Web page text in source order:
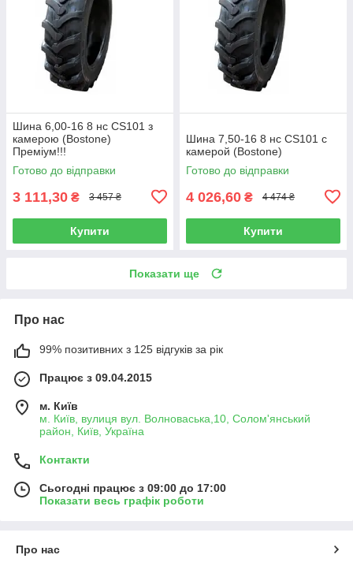
Шина 6,00-16 8 нс CS101 з
камерою (Bostone)
Преміум!!!
Готово до відправки
3 111,30 ₴ 3 457 ₴
Купити
Шина 7,50-16 8 нс CS101 с
камерой (Bostone)
Готово до відправки
4 026,60 ₴ 4 474 ₴
Купити
Показати ще
Про нас
99% позитивних з 125 відгуків за рік
Працює з 09.04.2015
м. Київ
м. Київ, вулиця вул. Волноваська,10, Солом'янський
район, Київ, Україна
Контакти
Сьогодні працює з 09:00 до 17:00
Показати весь графік роботи
Про нас